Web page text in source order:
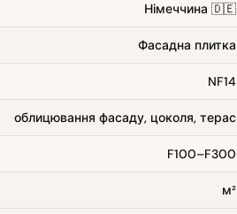
Німеччина 🇩🇪
Фасадна плитка
NF14
облицювання фасаду, цоколя, терас
F100–F300
м²